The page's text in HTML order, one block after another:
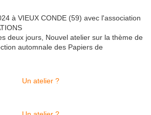
à VIEUX CONDE (59) avec l'association
deux jours, Nouvel atelier sur la thème de
automnale des Papiers de